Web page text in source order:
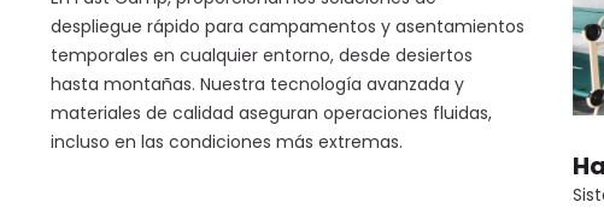
despliegue rápido para campamentos y asentamientos
temporales en cualquier entorno, desde desiertos
hasta montañas. Nuestra tecnología avanzada y
materiales de calidad aseguran operaciones fluidas,
incluso en las condiciones más extremas.